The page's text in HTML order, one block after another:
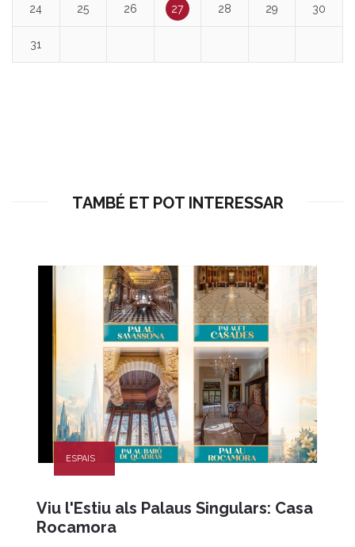
24 25 26 27 28 29 30
31
TAMBÉ ET POT INTERESSAR
ESPAIS
Viu l'Estiu als Palaus Singulars: Casa
Rocamora